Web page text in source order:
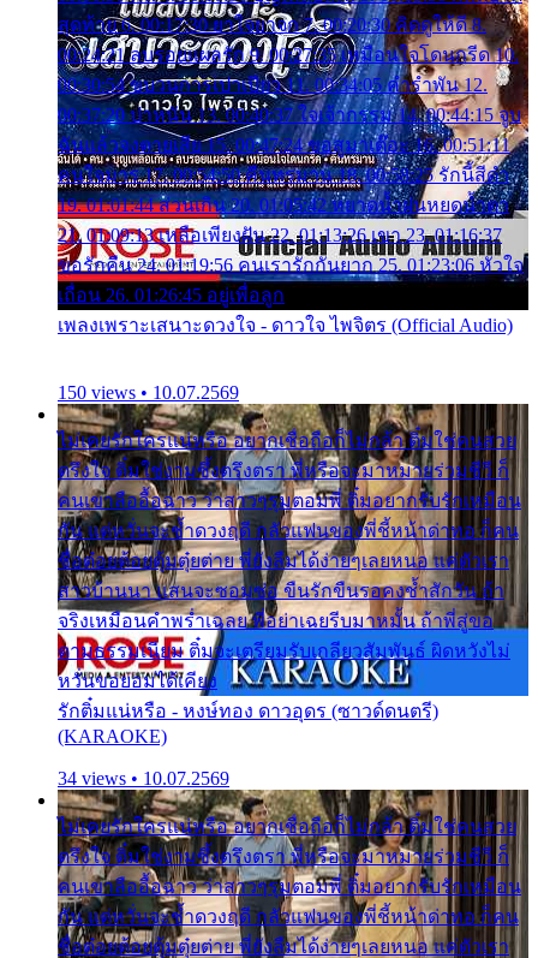
สุดท้าย 6. 00:17:30 ยาใจยาจก 7. 00:20:30 คิดดูให้ดี 8.
00:24:21 ลบรอยแผลรัก 9. 00:27:35 เหมือนใจโดนกรีด 10.
00:30:54 ขบวนการเปาเปียว 11. 00:34:05 คำรำพัน 12.
00:37:20 ปาหนัน 13. 00:40:37 ใจเจ้ากรรม 14. 00:44:15 จูบ
ฉันแล้วจงตายเสีย 15. 00:47:24 ขอสูมาเต๊อะ 16. 00:51:11
คนใจมาร 17. 00:54:50 คืนทรมาน 18. 00:58:25 รักนี้สีดำ
19. 01:01:44 ส่วนเกิน 20. 01:05:42 หยาดน้ำฝนหยดน้ำตา
21. 01:09:13 เหลือเพียงฝัน 22. 01:13:26 เขา 23. 01:16:37
ขอรักคืน 24. 01:19:56 คนเรารักกันยาก 25. 01:23:06 หัวใจ
เถื่อน 26. 01:26:45 อยู่เพื่อลูก
เพลงเพราะเสนาะดวงใจ - ดาวใจ ไพจิตร (Official Audio)
150 views • 10.07.2569
ไม่เคยรักใครแน่หรือ อยากเชื่อถือก็ไม่กล้า ติ๋มใช่คนสวย
ตรึงใจ ติ๋มใช่งามซึ้งตรึงตรา พี่หรือจะมาหมายร่วมชีวี ก็
คนเขาลืออื้อฉาว ว่าสาวๆรุมตอมพี่ ติ๋มอยากรับรักเหมือน
กัน แต่หวั่นจะช้ำดวงฤดี กลัวแฟนของพี่ชี้หน้าด่าทอ ก็คน
ชื่อต๋อยต้อยตุ้มตุ๋ยต่าย พี่ยังลืมได้ง่ายๆเลยหนอ แค่ตัวเรา
สาวบ้านนา แสนจะซอมซ่อ ขืนรักขืนรอคงช้ำสักวัน ถ้า
จริงเหมือนคำพร่ำเฉลย พี่อย่าเฉยรีบมาหมั้น ถ้าพี่สู่ขอ
ตามธรรมเนียม ติ๋มจะเตรียมรับเกลียวสัมพันธ์ ผิดหวังไม่
หวั่นขอยอมได้เคียง
รักติ๋มแน่หรือ - หงษ์ทอง ดาวอุดร (ซาวด์ดนตรี)
(KARAOKE)
34 views • 10.07.2569
ไม่เคยรักใครแน่หรือ อยากเชื่อถือก็ไม่กล้า ติ๋มใช่คนสวย
ตรึงใจ ติ๋มใช่งามซึ้งตรึงตรา พี่หรือจะมาหมายร่วมชีวี ก็
คนเขาลืออื้อฉาว ว่าสาวๆรุมตอมพี่ ติ๋มอยากรับรักเหมือน
กัน แต่หวั่นจะช้ำดวงฤดี กลัวแฟนของพี่ชี้หน้าด่าทอ ก็คน
ชื่อต๋อยต้อยตุ้มตุ๋ยต่าย พี่ยังลืมได้ง่ายๆเลยหนอ แค่ตัวเรา